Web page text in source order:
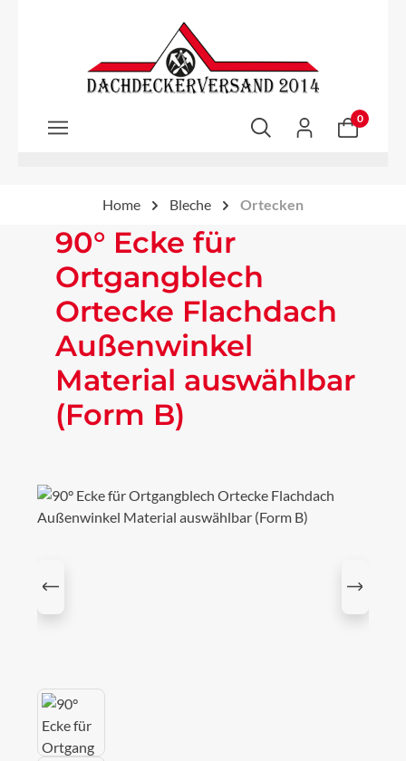
Zum Hauptinhalt springen
0
Home Bleche Ortecken
90° Ecke für
Ortgangblech
Ortecke Flachdach
Außenwinkel
Material auswählbar
(Form B)
Bildergalerie überspringen